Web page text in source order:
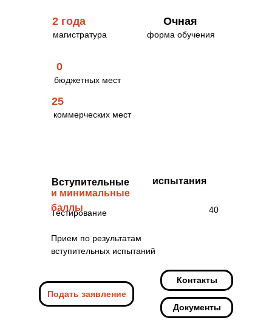
Тестирование
2 года
магистратура
40
Очная
форма обучения
Прием по результатам
вступительных испытаний
испытания
и минимальные
баллы
Вступительные
25
коммерческих мест
0
бюджетных мест
Подать заявление
Документы
Контакты